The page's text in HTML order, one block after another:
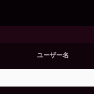
ユーザー名